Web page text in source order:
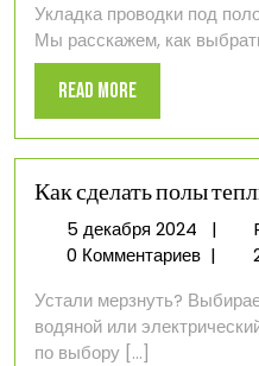
Укладка проводки под
Мы расскажем, как
Read MoreRead
More
Как сделать полы
5 декабря 20245
|
0 Комментариев |
Устали мерзнуть?
водяной или
по выбору [...]